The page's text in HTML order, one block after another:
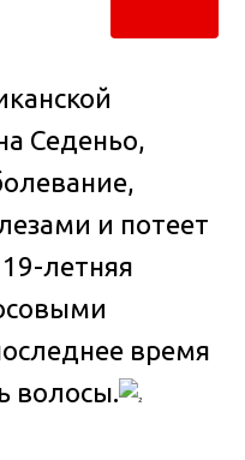
Седеньо,
и потеет
летняя
время
волосы.